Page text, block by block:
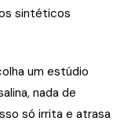
sintéticos
um estúdio
nada de
só irrita e atrasa